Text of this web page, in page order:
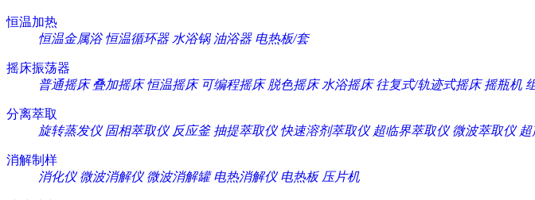
恒温加热
恒温金属浴 恒温循环器 水浴锅 油浴器 电热板/套
摇床振荡器
普通摇床 叠加摇床 恒温摇床 可编程摇床 脱色摇床 水浴摇床 往复式/轨迹式摇床 摇瓶机
分离萃取
旋转蒸发仪 固相萃取仪 反应釜 抽提萃取仪 快速溶剂萃取仪 超临界萃取仪 微波萃取仪
消解制样
消化仪 微波消解仪 微波消解罐 电热消解仪 电热板 压片机